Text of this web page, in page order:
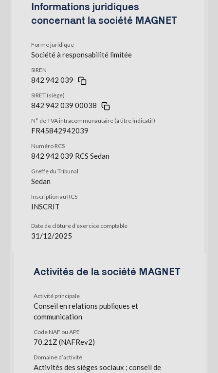
Informations juridiques
concernant la société MAGNET
Forme juridique
Société à responsabilité limitée
SIREN
842 942 039
SIRET (siège)
842 942 039 00038
N° de TVA intracommunautaire (à titre indicatif)
FR45842942039
Numéro RCS
842 942 039 RCS Sedan
Greffe du Tribunal
Sedan
Inscription au RCS
INSCRIT
Date de clôture d’exercice comptable
31/12/2025
Activités de la société MAGNET
Activité principale
Conseil en relations publiques et
communication
Code NAF ou APE
70.21Z (NAFRev2)
Domaine d’activité
Activités des sièges sociaux ; conseil de